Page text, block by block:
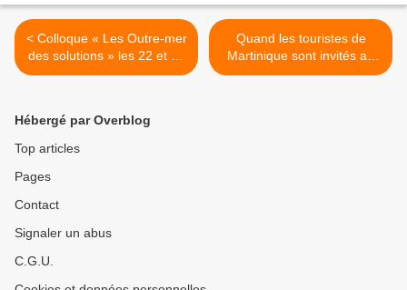
< Colloque « Les Outre-mer
des solutions » les 22 et 23
juin en Martinique !
Quand les touristes de
Martinique sont invités au
réflexe solidaire... >
Hébergé par Overblog
Top articles
Pages
Contact
Signaler un abus
C.G.U.